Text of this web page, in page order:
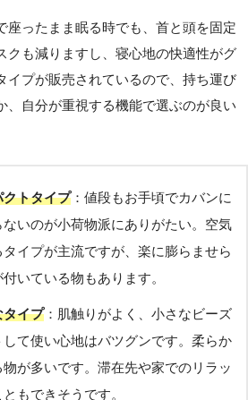
座ったまま眠る時でも、首と頭を固定
クも減りますし、寝心地の快適性がグ
イプが販売されているので、持ち運び
、自分が重視する機能で選ぶのが良い
トタイプ：値段もお手頃でカバンに
ないのが小荷物派にありがたい。空気
イプが主流ですが、楽に膨らませら
いている物もあります。
タイプ：肌触りがよく、小さなビーズ
て使い心地はバツグンです。柔らか
物が多いです。滞在先や家でのリラッ
もできそうです。